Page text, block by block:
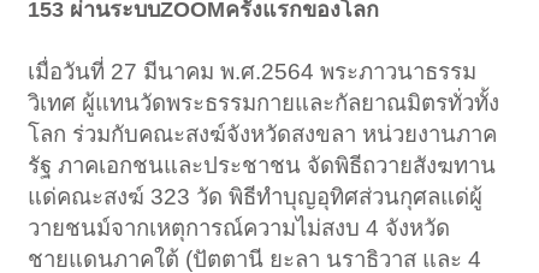
153 ผ่านระบบZOOMครั้งแรกของโลก
เมื่อวันที่ 27 มีนาคม พ.ศ.2564 พระภาวนาธรรม
วิเทศ ผู้แทนวัดพระธรรมกายและกัลยาณมิตรทั่วทั้ง
โลก ร่วมกับคณะสงฆ์จังหวัดสงขลา หน่วยงานภาค
รัฐ ภาคเอกชนและประชาชน จัดพิธีถวายสังฆทาน
แด่คณะสงฆ์ 323 วัด พิธีทำบุญอุทิศส่วนกุศลแด่ผู้
วายชนม์จากเหตุการณ์ความไม่สงบ 4 จังหวัด
ชายแดนภาคใต้ (ปัตตานี ยะลา นราธิวาส และ 4